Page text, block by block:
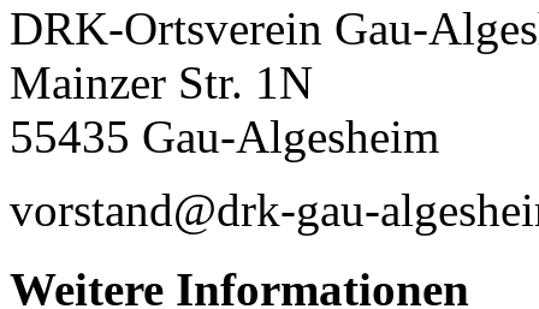
DRK-Ortsverein Gau-
Mainzer Str. 1N
55435 Gau-Algesheim
vorstand@drk-gau-
Weitere Informationen